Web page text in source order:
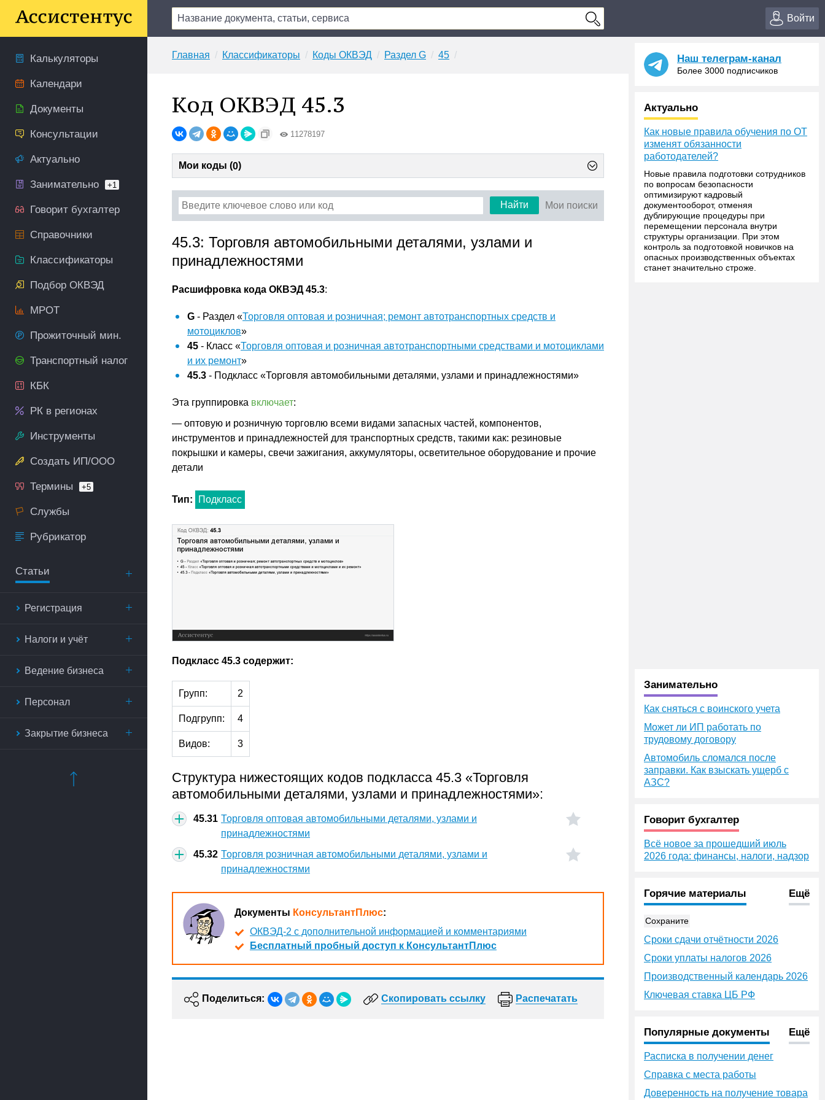
Войти
Калькуляторы
Календари
Документы
Консультации
Актуально
Занимательно +1
Говорит бухгалтер
Справочники
Классификаторы
Подбор ОКВЭД
МРОТ
Прожиточный мин.
Транспортный налог
КБК
РК в регионах
Инструменты
Создать ИП/ООО
Термины +5
Службы
Рубрикатор
Статьи
Регистрация
Налоги и учёт
Ведение бизнеса
Персонал
Закрытие бизнеса
Главная Классификаторы Коды ОКВЭД Раздел G 45
Код ОКВЭД 45.3
11278197
Мои коды (0)
Найти Мои поиски
45.3: Торговля автомобильными деталями, узлами и
принадлежностями
Расшифровка кода ОКВЭД 45.3:
G - Раздел «Торговля оптовая и розничная; ремонт автотранспортных средств и
мотоциклов»
45 - Класс «Торговля оптовая и розничная автотранспортными средствами и мотоциклами
и их ремонт»
45.3 - Подкласс «Торговля автомобильными деталями, узлами и принадлежностями»
Эта группировка включает:
— оптовую и розничную торговлю всеми видами запасных частей, компонентов,
инструментов и принадлежностей для транспортных средств, такими как: резиновые
покрышки и камеры, свечи зажигания, аккумуляторы, осветительное оборудование и прочие
детали
Тип: Подкласс
Подкласс 45.3 содержит:
Групп: 2
Подгрупп: 4
Видов: 3
Структура нижестоящих кодов подкласса 45.3 «Торговля
автомобильными деталями, узлами и принадлежностями»:
45.31 Торговля оптовая автомобильными деталями, узлами и
принадлежностями
45.32 Торговля розничная автомобильными деталями, узлами и
принадлежностями
Документы КонсультантПлюс:
ОКВЭД-2 с дополнительной информацией и комментариями
Бесплатный пробный доступ к КонсультантПлюс
Поделиться: Скопировать ссылку Распечатать
Наш телеграм-канал
Более 3000 подписчиков
Актуально
Как новые правила обучения по ОТ
изменят обязанности
работодателей?
Новые правила подготовки сотрудников
по вопросам безопасности
оптимизируют кадровый
документооборот, отменяя
дублирующие процедуры при
перемещении персонала внутри
структуры организации. При этом
контроль за подготовкой новичков на
опасных производственных объектах
станет значительно строже.
Занимательно
Как сняться с воинского учета
Может ли ИП работать по
трудовому договору
Автомобиль сломался после
заправки. Как взыскать ущерб с
АЗС?
Говорит бухгалтер
Всё новое за прошедший июль
2026 года: финансы, налоги, надзор
Горячие материалы Ещё
Сохраните
Сроки сдачи отчётности 2026
Сроки уплаты налогов 2026
Производственный календарь 2026
Ключевая ставка ЦБ РФ
Популярные документы Ещё
Расписка в получении денег
Справка с места работы
Доверенность на получение товара